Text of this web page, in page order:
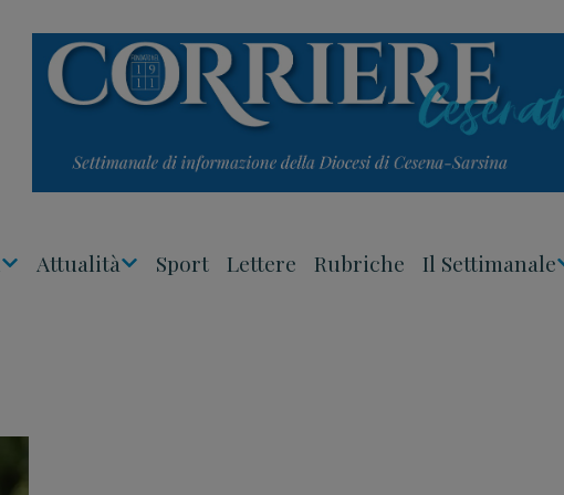
Attualità Sport Lettere Rubriche Il Settimanale